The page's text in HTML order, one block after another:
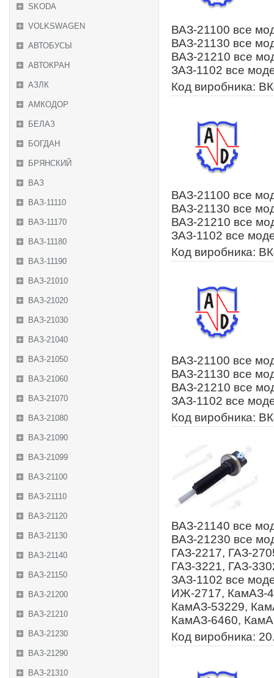
SKODA
VOLKSWAGEN
АВТОБУСЫ
АВТОКРАН
АЗЛК
АМКОДОР
БЕЛАЗ
БОГДАН
БРЯНСКИЙ
ВАЗ
ВАЗ-11110
ВАЗ-11170
ВАЗ-11180
ВАЗ-11190
ВАЗ-21010
ВАЗ-21020
ВАЗ-21030
ВАЗ-21040
ВАЗ-21050
ВАЗ-21060
ВАЗ-21070
ВАЗ-21080
ВАЗ-21090
ВАЗ-21099
ВАЗ-21100
ВАЗ-21110
ВАЗ-21120
ВАЗ-21130
ВАЗ-21140
ВАЗ-21150
ВАЗ-21200
ВАЗ-21210
ВАЗ-21230
ВАЗ-21290
ВАЗ-21310
ВАЗ-21100 все
ВАЗ-21130 все
ВАЗ-21210 все
ЗАЗ-1102 все
Код виробника:
ВАЗ-21100 все
ВАЗ-21130 все
ВАЗ-21210 все
ЗАЗ-1102 все
Код виробника:
ВАЗ-21100 все
ВАЗ-21130 все
ВАЗ-21210 все
ЗАЗ-1102 все
Код виробника:
ВАЗ-21140 все
ВАЗ-21230 все
ГАЗ-2217, ГАЗ-
ГАЗ-3221, ГАЗ-
ЗАЗ-1102 все
ИЖ-2717, КамАЗ-
КамАЗ-53229,
КамАЗ-6460,
Код виробника: